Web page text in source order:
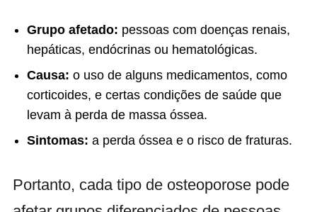
Grupo afetado: pessoas com doenças renais,
hepáticas, endócrinas ou hematológicas.
Causa: o uso de alguns medicamentos, como
corticoides, e certas condições de saúde que
levam à perda de massa óssea.
Sintomas: a perda óssea e o risco de fraturas.
Portanto, cada tipo de osteoporose pode